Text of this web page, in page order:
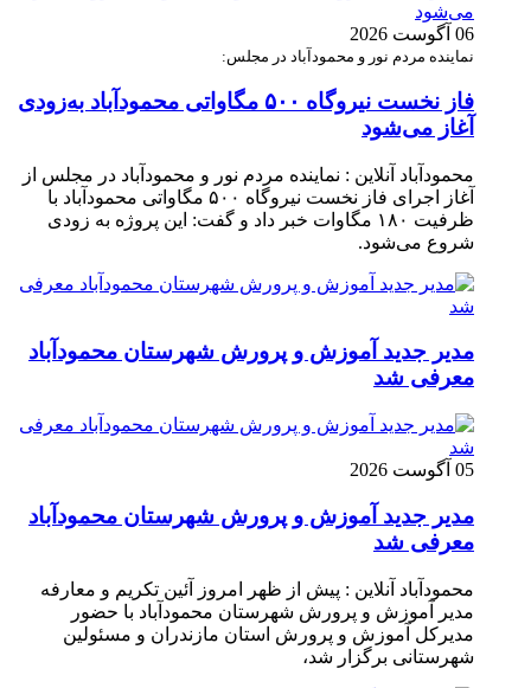
06 آگوست 2026
نماینده مردم نور و محمودآباد در مجلس:
فاز نخست نیروگاه ۵۰۰ مگاواتی محمودآباد به‌زودی
آغاز می‌شود
محمودآباد آنلاین : نماینده مردم نور و محمودآباد در مجلس از
آغاز اجرای فاز نخست نیروگاه ۵۰۰ مگاواتی محمودآباد با
ظرفیت ۱۸۰ مگاوات خبر داد و گفت: این پروژه به زودی
شروع می‌شود.
مدیر جدید آموزش و پرورش شهرستان محمودآباد
معرفی شد
05 آگوست 2026
مدیر جدید آموزش و پرورش شهرستان محمودآباد
معرفی شد
محمودآباد آنلاین : پیش از ظهر امروز آئین تکریم و معارفه
مدیر آموزش و پرورش شهرستان محمودآباد با حضور
مدیرکل آموزش و پرورش استان مازندران و مسئولین
شهرستانی برگزار شد،